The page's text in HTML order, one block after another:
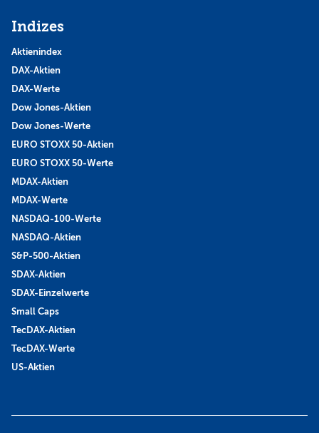
Indizes
Aktienindex
DAX-Aktien
DAX-Werte
Dow Jones-Aktien
Dow Jones-Werte
EURO STOXX 50-Aktien
EURO STOXX 50-Werte
MDAX-Aktien
MDAX-Werte
NASDAQ-100-Werte
NASDAQ-Aktien
S&P-500-Aktien
SDAX-Aktien
SDAX-Einzelwerte
Small Caps
TecDAX-Aktien
TecDAX-Werte
US-Aktien